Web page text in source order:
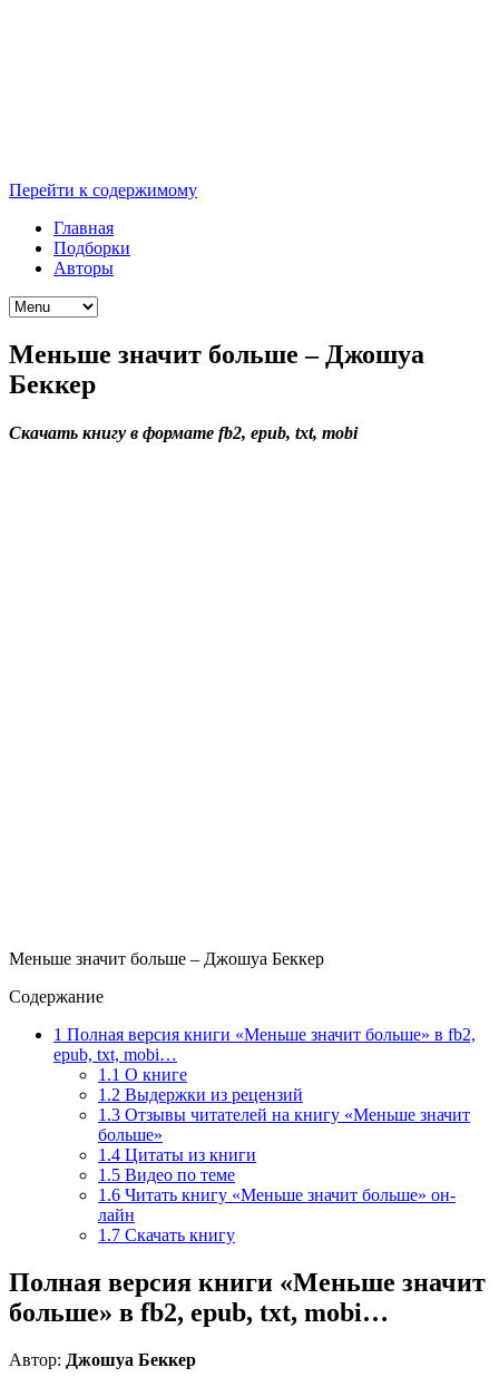
Перейти к содержимому
Главная
Подборки
Авторы
Меньше значит больше – Джошуа
Беккер
Скачать книгу в формате fb2, epub, txt, mobi
Меньше значит больше – Джошуа Беккер
Содержание
1 Полная версия книги «Меньше значит больше» в fb2,
epub, txt, mobi…
1.1 О книге
1.2 Выдержки из рецензий
1.3 Отзывы читателей на книгу «Меньше значит
больше»
1.4 Цитаты из книги
1.5 Видео по теме
1.6 Читать книгу «Меньше значит больше» он-
лайн
1.7 Скачать книгу
Полная версия книги «Меньше значит
больше» в fb2, epub, txt, mobi…
Автор: Джошуа Беккер